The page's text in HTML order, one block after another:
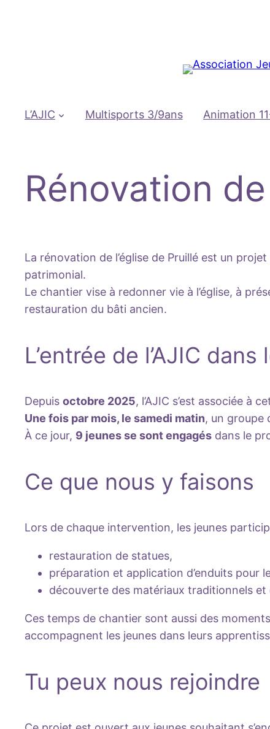
L’AJIC Multisports 3/9ans Animation
Rénovation
La rénovation de l’église de Pruillé est un
patrimonial.
Le chantier vise à redonner vie à l’église, à
restauration du bâti ancien.
L’entrée de l’AJIC
Depuis octobre 2025, l’AJIC s’est associée à
Une fois par mois, le samedi matin, un groupe
À ce jour, 9 jeunes se sont engagés dans le
Ce que nous y faisons
Lors de chaque intervention, les jeunes
restauration de statues,
préparation et application d’enduits pour
découverte des matériaux traditionnels
Ces temps de chantier sont aussi des
accompagnent les jeunes dans leurs
Tu peux nous rejoindre